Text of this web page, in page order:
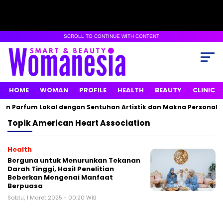
SCROLL TO CONTINUE WITH CONTENT
HOME WOMAN PROFILE HEALTH BEAUTY CLINIC
Parfum Lokal dengan Sentuhan Artistik dan Makna Personal
TopikAmerican Heart Association
Health
Berguna untuk Menurunkan Tekanan
Darah Tinggi, Hasil Penelitian
Beberkan Mengenai Manfaat
Berpuasa
Sabtu, 1 Maret 2025 - 00:20 WIB